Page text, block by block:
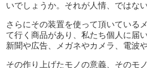
いでしょうか。それが人情、ではない
さらにその装置を使って頂いている
て行く商品があり、私たち個人に届
新聞や広告、メガネやカメラ、電波や
その作り上げたモノの意義、そのモ